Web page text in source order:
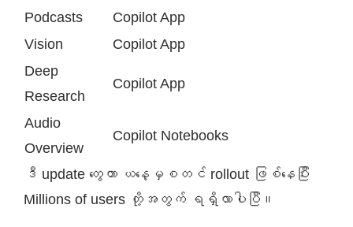
Podcasts
Copilot App
Vision
Copilot App
Deep
Research
Copilot App
Audio
Overview
Copilot Notebooks
ဒီ update တွေဟာ ယနေ့မှစတင် rollout ဖြစ်နေပြီး
Millions of users တို့အတွက် ရရှိလာပါပြီ။